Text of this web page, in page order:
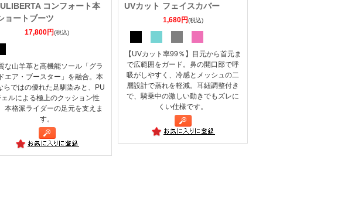
コンフォート本
ョートブーツ
17,800円(税込)
な山羊革と高機能ソール「グラ
エア・ブースター」を融合。本
らではの優れた足馴染みと、PU
ェルによる極上のクッション性
本格派ライダーの足元を支えま
す。
UVカット フェイスカバー
1,680円(税込)
【UVカット率99％】目元から首元ま
で広範囲をガード。鼻の開口部で呼
吸がしやすく、冷感とメッシュの二
層設計で蒸れを軽減。耳紐調整付き
で、騎乗中の激しい動きでもズレに
くい仕様です。